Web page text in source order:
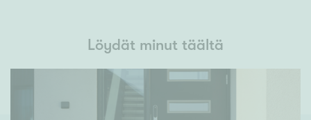
Löydät minut täältä